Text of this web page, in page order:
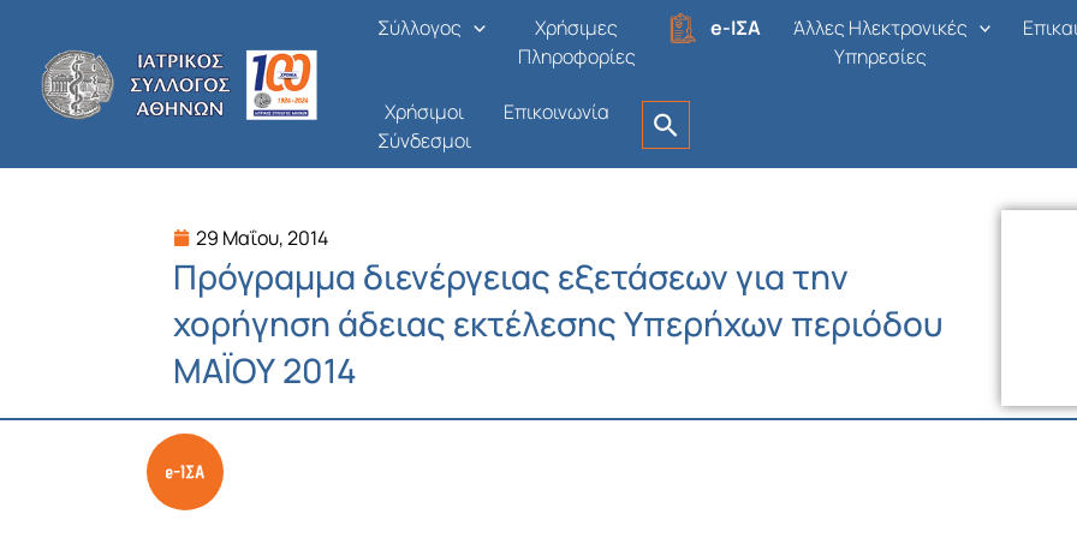
περιεχόμενο
Σύλλογος
Χρήσιμες
Πληροφορίες
e-ΙΣΑ
Άλλες Ηλεκτρονικές
Υπηρεσίες
Χρήσιμοι
Σύνδεσμοι
Επικοινωνία
29 Μαΐου, 2014
Πρόγραμμα διενέργειας εξετάσεων για την
χορήγηση άδειας εκτέλεσης Υπερήχων περιόδου
ΜΑΪΟΥ 2014